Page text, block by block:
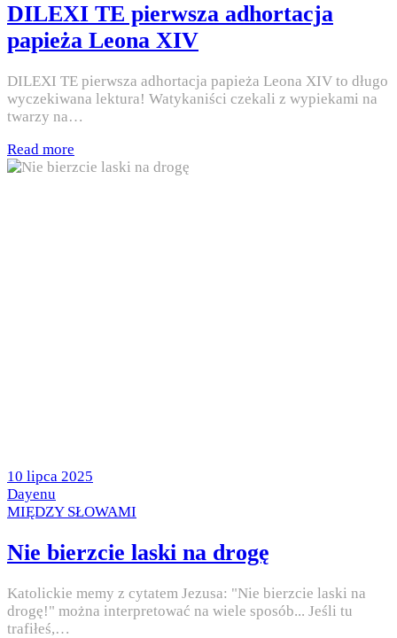
DILEXI TE pierwsza adhortacja
papieża Leona XIV
DILEXI TE pierwsza adhortacja papieża Leona XIV to długo
wyczekiwana lektura! Watykaniści czekali z wypiekami na
twarzy na…
Read more
Posted
on
10 lipca 2025
by
Dayenu
Posted
MIĘDZY SŁOWAMI
Nie bierzcie laski na drogę
Katolickie memy z cytatem Jezusa: "Nie bierzcie laski na
drogę!" można interpretować na wiele sposób... Jeśli tu
trafiłeś,…